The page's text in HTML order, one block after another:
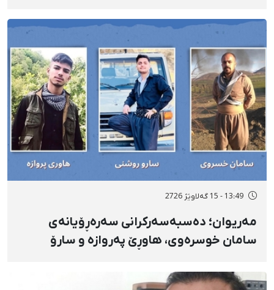
بۆ شەش کەس زیادی کرد
13:49 - 15 گەلاوێژ 2726
مەریوان؛ دەسبەسەرکرانی سەرەڕۆیانەی
سامان خوسرەوی، هاوڕێ پەروازە و سارۆ
گواستنەوەیان بۆ شوێنێکی نادیار